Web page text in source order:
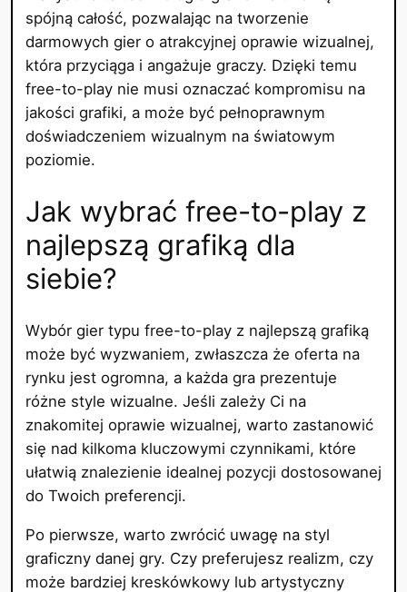
spójną całość, pozwalając na tworzenie
darmowych gier o atrakcyjnej oprawie wizualnej,
która przyciąga i angażuje graczy. Dzięki temu
free-to-play nie musi oznaczać kompromisu na
jakości grafiki, a może być pełnoprawnym
doświadczeniem wizualnym na światowym
poziomie.
Jak wybrać free-to-play z
najlepszą grafiką dla
siebie?
Wybór gier typu free-to-play z najlepszą grafiką
może być wyzwaniem, zwłaszcza że oferta na
rynku jest ogromna, a każda gra prezentuje
różne style wizualne. Jeśli zależy Ci na
znakomitej oprawie wizualnej, warto zastanowić
się nad kilkoma kluczowymi czynnikami, które
ułatwią znalezienie idealnej pozycji dostosowanej
do Twoich preferencji.
Po pierwsze, warto zwrócić uwagę na styl
graficzny danej gry. Czy preferujesz realizm, czy
może bardziej kreskówkowy lub artystyczny